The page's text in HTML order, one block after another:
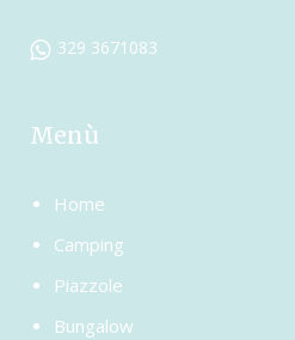
329 3671083
Menù
Home
Camping
Piazzole
Bungalow